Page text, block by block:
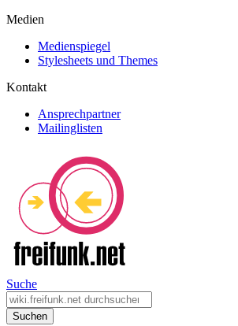
Medien
Medienspiegel
Stylesheets und Themes
Kontakt
Ansprechpartner
Mailinglisten
Suche
Suchen